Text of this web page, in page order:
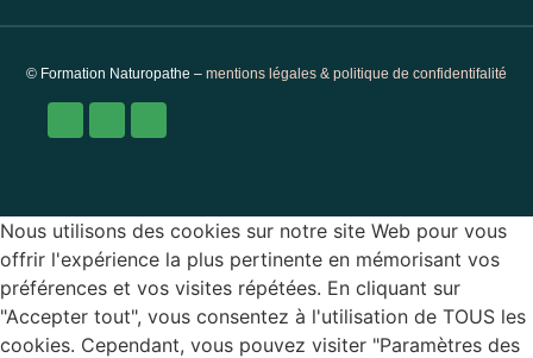
© Formation Naturopathe – mentions légales & politique de confidentifalité
Nous utilisons des cookies sur notre site Web pour vous
offrir l'expérience la plus pertinente en mémorisant vos
préférences et vos visites répétées. En cliquant sur
"Accepter tout", vous consentez à l'utilisation de TOUS les
cookies. Cependant, vous pouvez visiter "Paramètres des